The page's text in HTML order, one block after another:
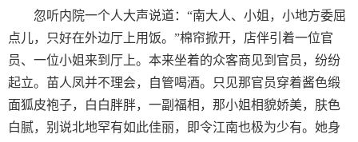
忽听内院一个人大声说道：“南大人、小姐，小地方委屈
点儿，只好在外边厅上用饭。”棉帘掀开，店伴引着一位官
员、一位小姐来到厅上。本来坐着的众客商见到官员，纷纷
起立。苗人凤并不理会，自管喝酒。只见那官员穿着酱色缎
面狐皮袍子，白白胖胖，一副福相，那小姐相貌娇美，肤色
白腻，别说北地罕有如此佳丽，即令江南也极为少有。她身